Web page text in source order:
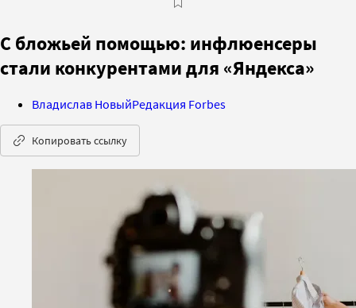
С бложьей помощью: инфлюенсеры
стали конкурентами для «Яндекса»
Владислав НовыйРедакция Forbes
Копировать ссылку